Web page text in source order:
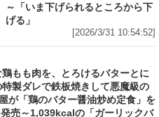
～「いま下げられるところから下
げる」
[2026/3/31 10:54:52]
もも肉を、とろけるバターとに
特製ダレで鉄板焼きして悪魔級の
が「鶏のバター醤油炒め定食」を
売～1,039kcalの「ガーリックバ